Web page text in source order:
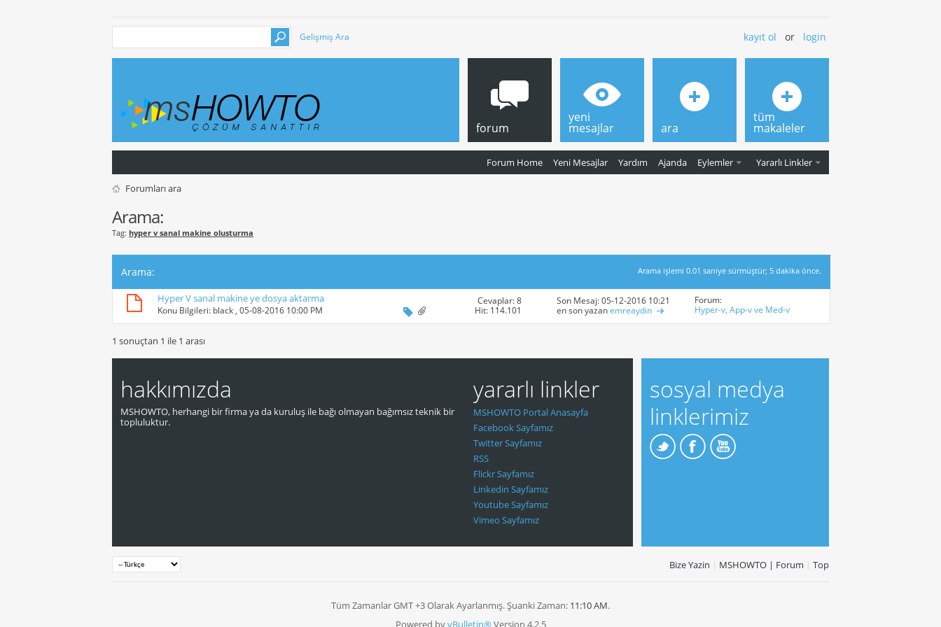
Gelişmiş Ara kayıt ol or login
forum
Forum Home Yeni Mesajlar Yardım Ajanda Eylemler Yararlı Linkler
yeni
mesajlar ara
tüm
makaleler
Forumları ara
Arama:
Tag: hyper v sanal makine olusturma
Arama: Arama işlemi 0.01 saniye sürmüştür; 5 dakika önce.
Hyper V sanal makine ye dosya aktarma
Konu Bilgileri: black , 05-08-2016 10:00 PM
Cevaplar: 8
Hit: 114.101
Son Mesaj: 05-12-2016 10:21 AM
en son yazanemreaydin
Forum:
Hyper-v, App-v ve Med-v
1 sonuçtan 1 ile 1 arası
hakkımızda
MSHOWTO, herhangi bir firma ya da kuruluş ile bağı olmayan bağımsız teknik bir
topluluktur.
yararlı linkler
MSHOWTO Portal Anasayfa
Facebook Sayfamız
Twitter Sayfamız
RSS
Flickr Sayfamız
Linkedin Sayfamız
Youtube Sayfamız
Vimeo Sayfamız
sosyal medya
linklerimiz
Bize Yazin | MSHOWTO | Forum | Top
Tüm Zamanlar GMT +3 Olarak Ayarlanmış. Şuanki Zaman: 11:10 AM.
Powered byvBulletin®Version 4.2.5